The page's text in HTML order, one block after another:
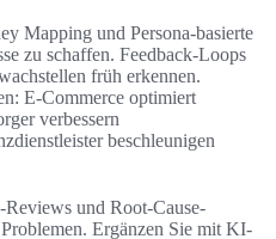
Mapping und Persona-basierte
zu schaffen. Feedback-Loops
früh erkennen.
E‑Commerce optimiert
verbessern
beschleunigen
Reviews und Root-Cause-
Ergänzen Sie mit KI-